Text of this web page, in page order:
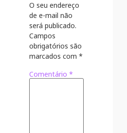
O seu endereço
de e-mail não
será publicado.
Campos
obrigatórios são
marcados com *
Comentário *